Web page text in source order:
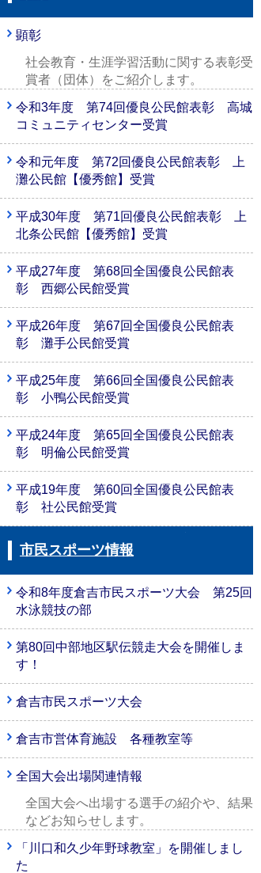
顕彰
社会教育・生涯学習活動に関する表彰受
賞者（団体）をご紹介します。
令和3年度 第74回優良公民館表彰 高城
コミュニティセンター受賞
令和元年度 第72回優良公民館表彰 上
灘公民館【優秀館】受賞
平成30年度 第71回優良公民館表彰 上
北条公民館【優秀館】受賞
平成27年度 第68回全国優良公民館表
彰 西郷公民館受賞
平成26年度 第67回全国優良公民館表
彰 灘手公民館受賞
平成25年度 第66回全国優良公民館表
彰 小鴨公民館受賞
平成24年度 第65回全国優良公民館表
彰 明倫公民館受賞
平成19年度 第60回全国優良公民館表
彰 社公民館受賞
市民スポーツ情報
令和8年度倉吉市民スポーツ大会 第25回
水泳競技の部
第80回中部地区駅伝競走大会を開催しま
す！
倉吉市民スポーツ大会
倉吉市営体育施設 各種教室等
全国大会出場関連情報
全国大会へ出場する選手の紹介や、結果
などお知らせします。
「川口和久少年野球教室」を開催しまし
た